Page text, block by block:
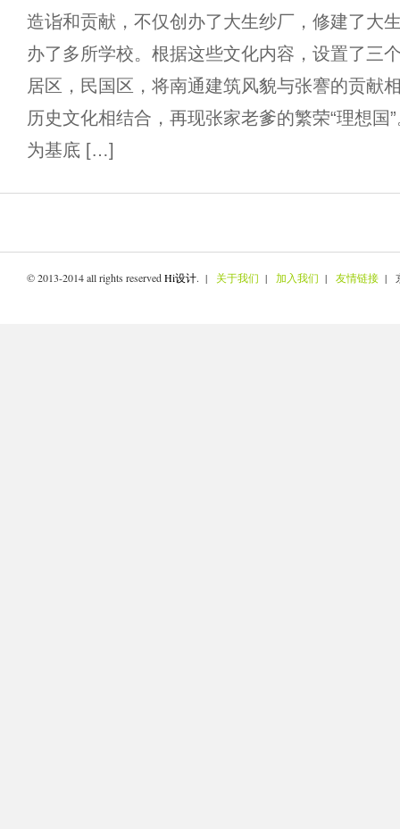
造诣和贡献，不仅创办了大生纱厂，修建了大
办了多所学校。根据这些文化内容，设置了三
居区，民国区，将南通建筑风貌与张謇的贡献
历史文化相结合，再现张家老爹的繁荣“理想国
为基底 […]
© 2013-2014 all rights reservedHi设计. | 关于我们 | 加入我们 | 友情链接 |